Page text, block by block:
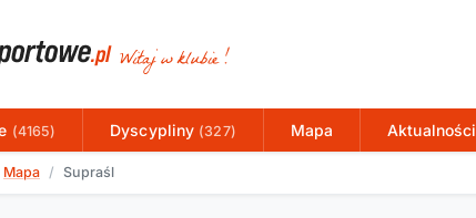
(4165) Dyscypliny (327) Mapa Aktualności
Mapa Supraśl